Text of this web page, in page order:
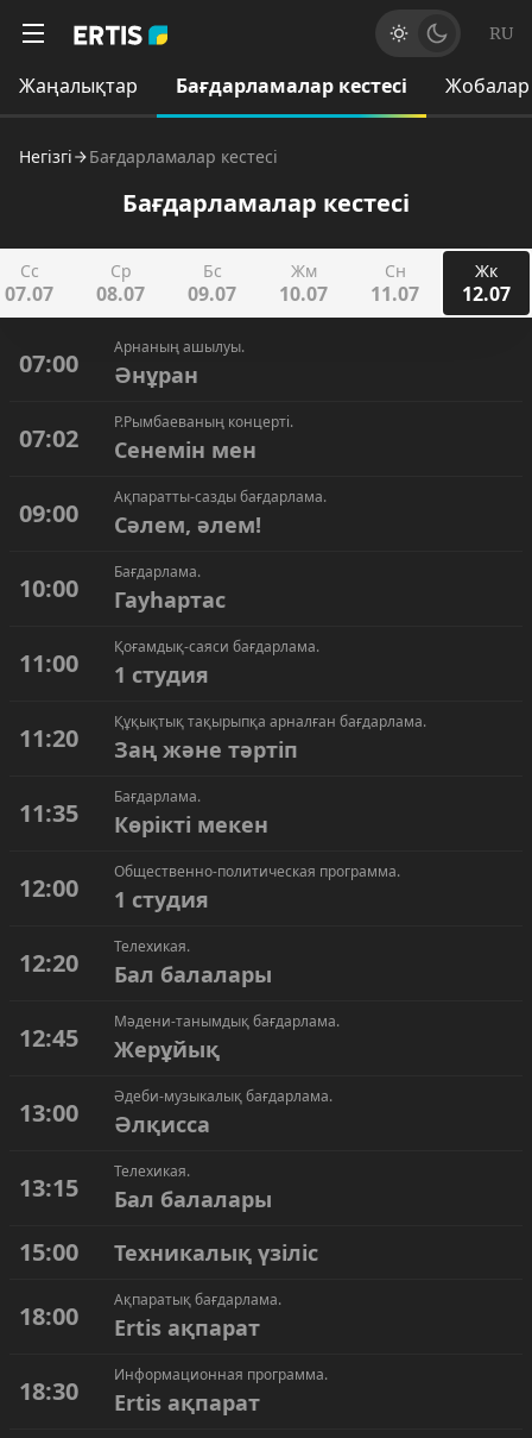
RU
Жаңалықтар Бағдарламалар кестесі Жобалар
Негізгі Бағдарламалар кестесі
Бағдарламалар кестесі
Сс
07.07
Ср
08.07
Бс
09.07
Жм
10.07
Сн
11.07
Жк
12.07
07:00
Арнаның ашылуы.
Әнұран
07:02
Р.Рымбаеваның концерті.
Сенемін мен
09:00
Ақпаратты-сазды бағдарлама.
Сәлем, әлем!
10:00
Бағдарлама.
Гауһартас
11:00
Қоғамдық-саяси бағдарлама.
1 студия
11:20
Құқықтық тақырыпқа арналған бағдарлама.
Заң және тәртіп
11:35
Бағдарлама.
Көрікті мекен
12:00
Общественно-политическая программа.
1 студия
12:20
Телехикая.
Бал балалары
12:45
Мәдени-танымдық бағдарлама.
Жерұйық
13:00
Әдеби-музыкалық бағдарлама.
Әлқисса
13:15
Телехикая.
Бал балалары
15:00 Техникалық үзіліс
18:00
Ақпаратық бағдарлама.
Ertis ақпарат
18:30
Информационная программа.
Ertis ақпарат